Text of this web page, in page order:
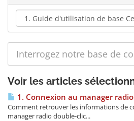
Voir les articles
1. Connexion au manager radio
Comment retrouver les informations de
manager radio double-clic...